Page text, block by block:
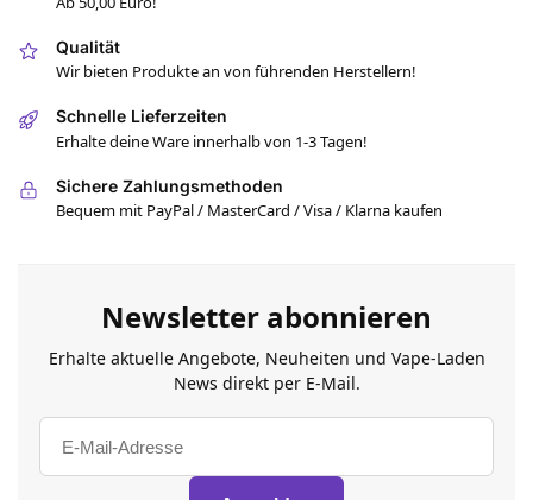
Qualität
Wir bieten Produkte an von führenden Herstellern!
Schnelle Lieferzeiten
Erhalte deine Ware innerhalb von 1-3 Tagen!
Sichere Zahlungsmethoden
Bequem mit PayPal / MasterCard / Visa / Klarna kaufen
Newsletter abonnieren
Erhalte aktuelle Angebote, Neuheiten und Vape-Laden
News direkt per E-Mail.